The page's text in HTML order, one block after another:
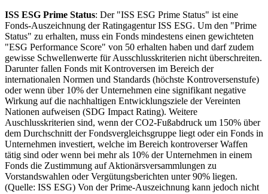
ISS ESG Prime Status: Der "ISS ESG Prime Status" ist eine
Fonds-Auszeichnung der Ratingagentur ISS ESG. Um den "Prime
Status" zu erhalten, muss ein Fonds mindestens einen gewichteten
"ESG Performance Score" von 50 erhalten haben und darf zudem
gewisse Schwellenwerte für Ausschlusskriterien nicht überschreiten.
Darunter fallen Fonds mit Kontroversen im Bereich der
internationalen Normen und Standards (höchste Kontroversenstufe)
oder wenn über 10% der Unternehmen eine signifikant negative
Wirkung auf die nachhaltigen Entwicklungsziele der Vereinten
Nationen aufweisen (SDG Impact Rating). Weitere
Auschlusskriterien sind, wenn der CO2-Fußabdruck um 150% über
dem Durchschnitt der Fondsvergleichsgruppe liegt oder ein Fonds in
Unternehmen investiert, welche im Bereich kontroverser Waffen
tätig sind oder wenn bei mehr als 10% der Unternehmen in einem
Fonds die Zustimmung auf Aktionärsversammlungen zu
Vorstandswahlen oder Vergütungsberichten unter 90% liegen.
(Quelle: ISS ESG) Von der Prime-Auszeichnung kann jedoch nicht